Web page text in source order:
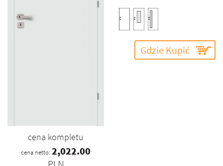
cena kompletu
cena netto: 2,022.00
Gdzie Kupić